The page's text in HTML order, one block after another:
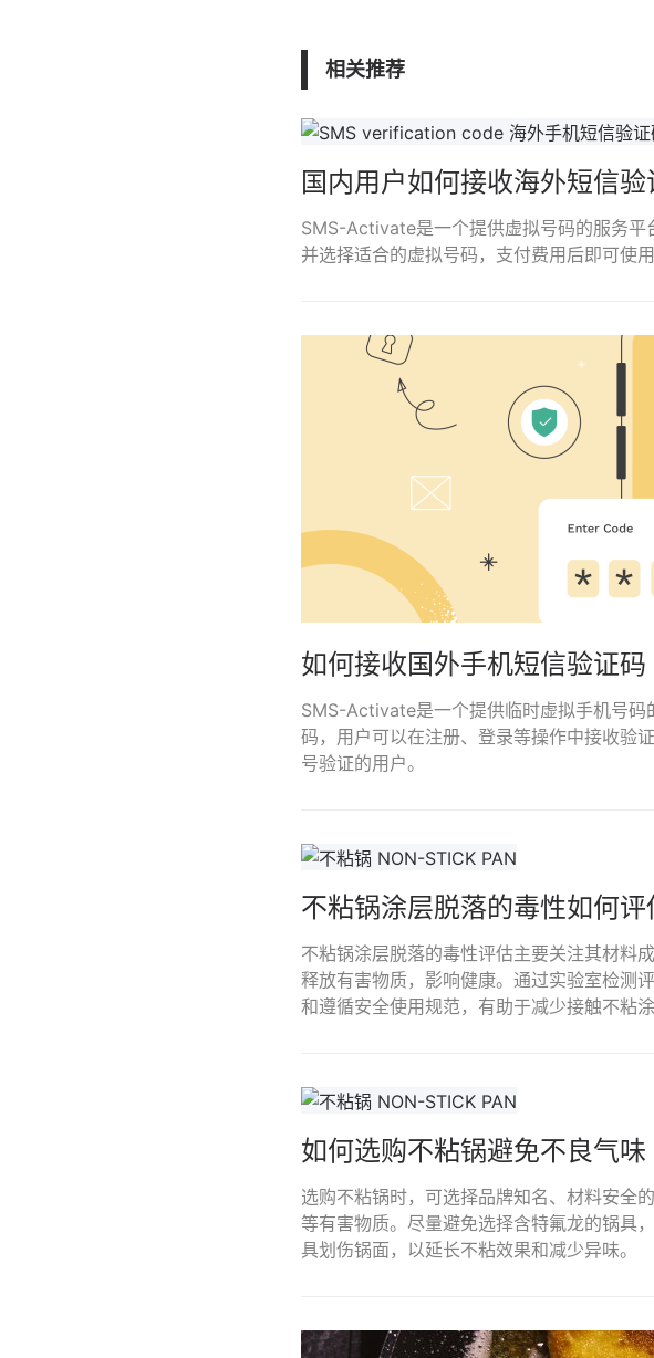
相关推荐
国内用户如何接收海外短信验
SMS-Activate是一个提供虚拟号码的服务平
并选择适合的虚拟号码，支付费用后即可使
如何接收国外手机短信验证码
SMS-Activate是一个提供临时虚拟手机号码
码，用户可以在注册、登录等操作中接收验
号验证的用户。
不粘锅涂层脱落的毒性如何评
不粘锅涂层脱落的毒性评估主要关注其材料
释放有害物质，影响健康。通过实验室检测
和遵循安全使用规范，有助于减少接触不粘
如何选购不粘锅避免不良气味
选购不粘锅时，可选择品牌知名、材料安全
等有害物质。尽量避免选择含特氟龙的锅具
具划伤锅面，以延长不粘效果和减少异味。